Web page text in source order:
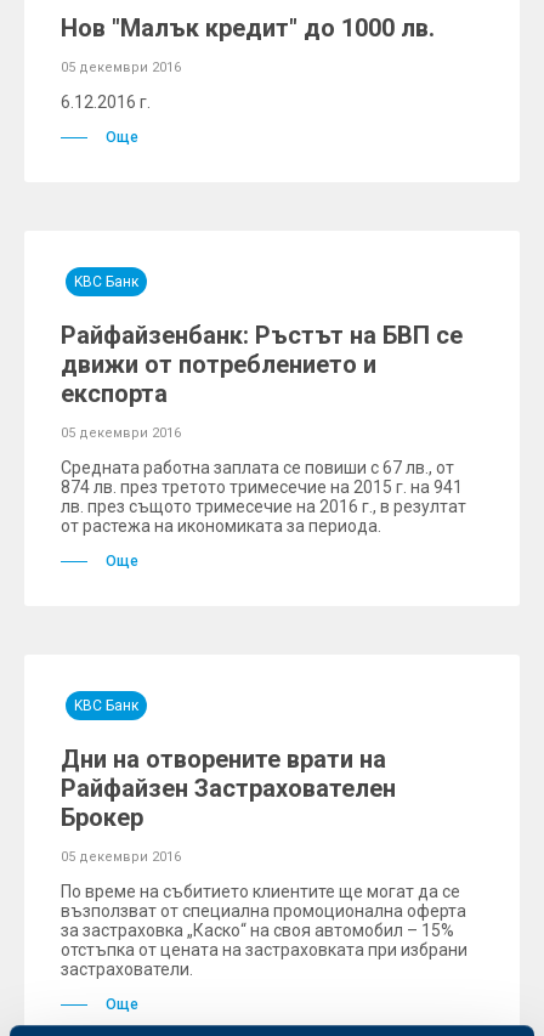
Нов "Малък кредит" до 1000 лв.
05 декември 2016
6.12.2016 г.
Още
KBC Банк
Райфайзенбанк: Ръстът на БВП се
движи от потреблението и
експорта
05 декември 2016
Средната работна заплата се повиши с 67 лв., от
874 лв. през третото тримесечие на 2015 г. на 941
лв. през същото тримесечие на 2016 г., в резултат
от растежа на икономиката за периода.
Още
KBC Банк
Дни на отворените врати на
Райфайзен Застрахователен
Брокер
05 декември 2016
По време на събитието клиентите ще могат да се
възползват от специална промоционална оферта
за застраховка „Каско“ на своя автомобил – 15%
отстъпка от цената на застраховката при избрани
застрахователи.
Още